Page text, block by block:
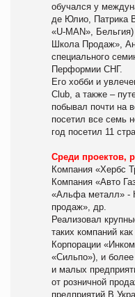
обучался у
де Юлио, Патрика
«U-MAN»,
Школа Продаж»,
специального
Перформии СНГ.
Его хобби и
Club, а также –
побывал почти на
посетил все семь
год посетил 11
Среди проектов,
Компания «Хербс
Компания «Авто
«Альфа металл» -
продаж», др.
Реализовал
таких компаний
Корпорации
«Сильпо»), и
и малых
от розничной
предприятий.В